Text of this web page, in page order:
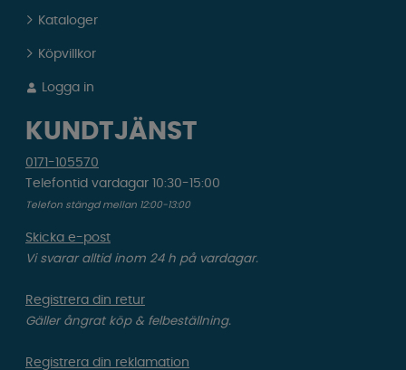
Kataloger
Köpvillkor
Logga in
KUNDTJÄNST
0171-105570
Telefontid vardagar 10:30-15:00
Telefon stängd mellan 12:00-13:00
Skicka e-post
Vi svarar alltid inom 24 h på vardagar.
Registrera din retur
Gäller ångrat köp & felbeställning.
Registrera din reklamation